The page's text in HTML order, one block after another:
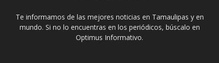
Te informamos de las mejores noticias en Tamaulipas y en
mundo. Si no lo encuentras en los periódicos, búscalo en
Optimus Informativo.